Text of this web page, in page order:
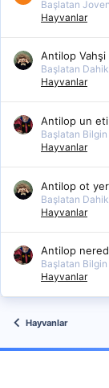
Başlatan
Hayvanlar
Antilop Vahşi
Başlatan
Hayvanlar
Antilop un
Başlatan Bilgin
Hayvanlar
Antilop ot
Başlatan
Hayvanlar
Antilop
Başlatan Bilgin
Hayvanlar
Hayvanlar